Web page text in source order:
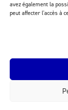
avez également la
peut affecter l'accès à
INEOS.COM